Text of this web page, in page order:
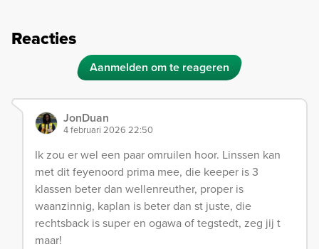
Reacties
Aanmelden om te reageren
JonDuan
4 februari 2026 22:50
Ik zou er wel een paar omruilen hoor. Linssen kan
met dit feyenoord prima mee, die keeper is 3
klassen beter dan wellenreuther, proper is
waanzinnig, kaplan is beter dan st juste, die
rechtsback is super en ogawa of tegstedt, zeg jij t
maar!